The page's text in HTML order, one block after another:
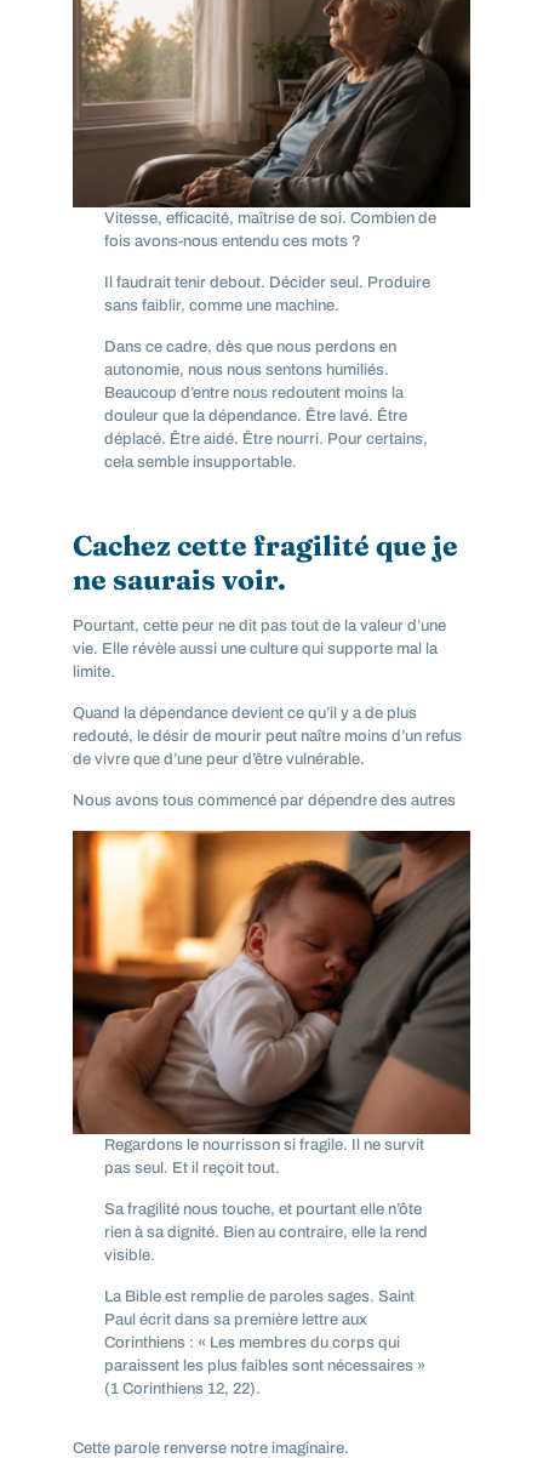
Vitesse, efficacité, maîtrise de soi. Combien de
fois avons-nous entendu ces mots ?
Il faudrait tenir debout. Décider seul. Produire
sans faiblir, comme une machine.
Dans ce cadre, dès que nous perdons en
autonomie, nous nous sentons humiliés.
Beaucoup d’entre nous redoutent moins la
douleur que la dépendance. Être lavé. Être
déplacé. Être aidé. Être nourri. Pour certains,
cela semble insupportable.
Cachez cette fragilité que je
ne saurais voir.
Pourtant, cette peur ne dit pas tout de la valeur d’une
vie. Elle révèle aussi une culture qui supporte mal la
limite.
Quand la dépendance devient ce qu’il y a de plus
redouté, le désir de mourir peut naître moins d’un refus
de vivre que d’une peur d’être vulnérable.
Nous avons tous commencé par dépendre des autres
Regardons le nourrisson si fragile. Il ne survit
pas seul. Et il reçoit tout.
Sa fragilité nous touche, et pourtant elle n’ôte
rien à sa dignité. Bien au contraire, elle la rend
visible.
La Bible est remplie de paroles sages. Saint
Paul écrit dans sa première lettre aux
Corinthiens : « Les membres du corps qui
paraissent les plus faibles sont nécessaires »
(1 Corinthiens 12, 22).
Cette parole renverse notre imaginaire.